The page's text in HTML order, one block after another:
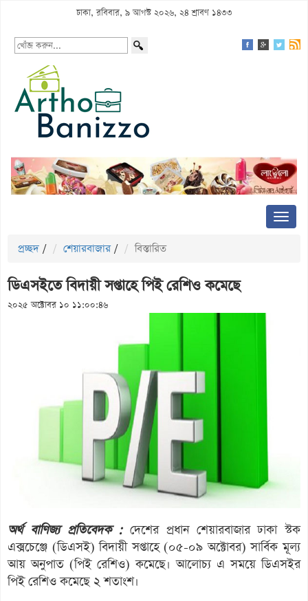
ঢাকা, রবিবার, ৯ আগস্ট ২০২৬, ২৪ শ্রাবণ ১৪৩৩
প্রচ্ছদ / শেয়ারবাজার / বিস্তারিত
ডিএসইতে বিদায়ী সপ্তাহে পিই রেশিও কমেছে
২০২৫ অক্টোবর ১০ ১১:০০:৪৬
অর্থ বাণিজ্য প্রতিবেদক :দেশের প্রধান শেয়ারবাজার ঢাকা স্টক
এক্সচেঞ্জে (ডিএসই) বিদায়ী সপ্তাহে (০৫-০৯ অক্টোবর) সার্বিক মূল্য
আয় অনুপাত (পিই রেশিও) কমেছে। আলোচ্য এ সময়ে ডিএসইর
পিই রেশিও কমেছে ২ শতাংশ।